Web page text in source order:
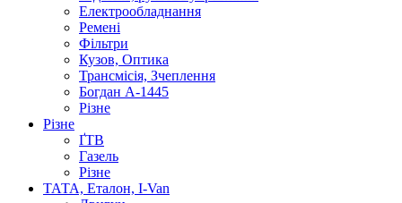
Електрообладнання
Ремені
Фільтри
Кузов, Оптика
Трансмісія, Зчеплення
Богдан А-1445
Різне
Різне
ҐТВ
Газель
Різне
ТАТА, Еталон, I-Van